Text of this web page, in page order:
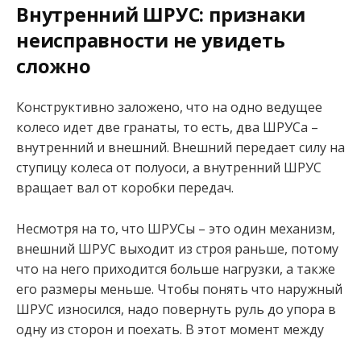
Внутренний ШРУС: признаки
неисправности не увидеть
сложно
Конструктивно заложено, что на одно ведущее
колесо идет две гранаты, то есть, два ШРУСа –
внутренний и внешний. Внешний передает силу на
ступицу колеса от полуоси, а внутренний ШРУС
вращает вал от коробки передач.
Несмотря на то, что ШРУСы – это один механизм,
внешний ШРУС выходит из строя раньше, потому
что на него приходится больше нагрузки, а также
его размеры меньше. Чтобы понять что наружный
ШРУС износился, надо повернуть руль до упора в
одну из сторон и поехать. В этот момент между